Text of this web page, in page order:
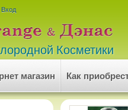
Вход
Косметики
магазин Как